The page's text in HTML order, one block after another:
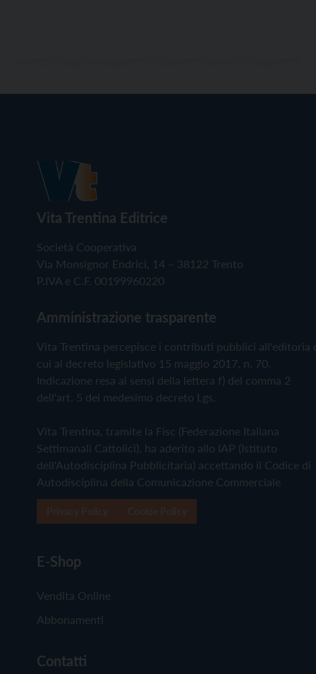
Vita Trentina Editrice
Società Cooperativa
Via Monsignor Endrici, 14 – 38122 Trento
P.IVA e C.F. 00199960220
Amministrazione trasparente
Vita Trentina percepisce i contributi pubblici all'editoria
cui al decreto legislativo 15 maggio 2017, n. 70.
Indicazione resa ai sensi della lettera f) del comma 2
dell'art. 5 del medesimo decreto Lgs.
Vita Trentina, tramite la Fisc (Federazione Italiana
Settimanali Cattolici), ha aderito allo IAP (Istituto
dell'Autodisciplina Pubblicitaria) accettando il Codice di
Autodisciplina della Comunicazione Commerciale
E-Shop
Vendita Online
Abbonamenti
Contatti